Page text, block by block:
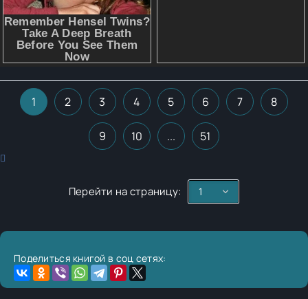
1 2 3 4 5 6 7 8
9 10 ... 51
Перейти на страницу:
Поделиться книгой в соц сетях: